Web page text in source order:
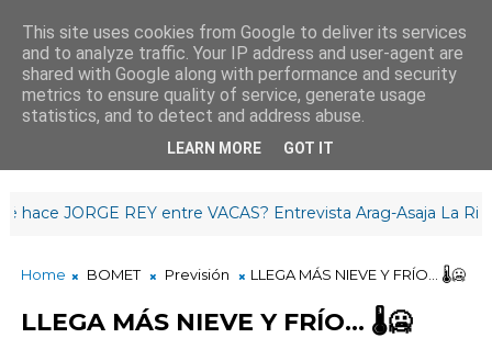
¡Buenos días madrugador!
7:43 : 54
JORGE REY entre VACAS? Entrevista Arag-Asaja La Rioja
Home BOMET Previsión LLEGA MÁS NIEVE Y FRÍO... 🌡️🥶
LLEGA MÁS NIEVE Y FRÍO... 🌡️🥶
This site uses cookies from Google to deliver its services
and to analyze traffic. Your IP address and user-agent are
shared with Google along with performance and security
metrics to ensure quality of service, generate usage
statistics, and to detect and address abuse.
LEARN MORE GOT IT